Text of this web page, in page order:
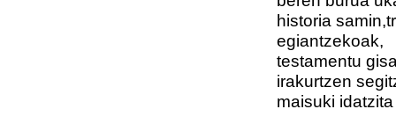
historia
egiantzekoak,
testamentu
irakurtzen
maisuki